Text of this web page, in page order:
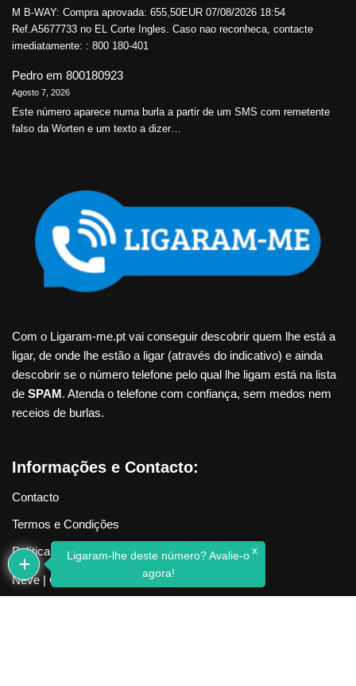
M B-WAY: Compra aprovada: 655,50EUR 07/08/2026 18:54
Ref.A5677733 no EL Corte Ingles. Caso nao reconheca, contacte
imediatamente: : 800 180-401
Pedro em 800180923
Agosto 7, 2026
Este número aparece numa burla a partir de um SMS com remetente
falso da Worten e um texto a dizer…
Com o Ligaram-me.pt vai conseguir descobrir quem lhe está a
ligar, de onde lhe estão a ligar (através do indicativo) e ainda
descobrir se o número telefone pelo qual lhe ligam está na lista
de SPAM. Atenda o telefone com confiança, sem medos nem
receios de burlas.
Informações e Contacto:
Contacto
Termos e Condições
Política de Privacidade
Neve| Criado com WordPress
Ligaram-lhe deste número? Avalie-o
agora!
x